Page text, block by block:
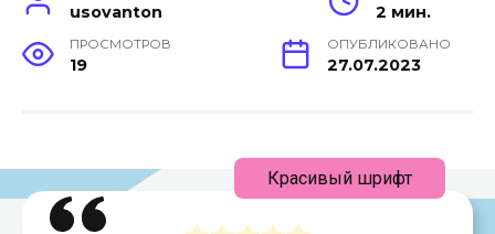
usovanton 2 мин.
ПРОСМОТРОВ
19
ОПУБЛИКОВАНО
27.07.2023
Красивый шрифт